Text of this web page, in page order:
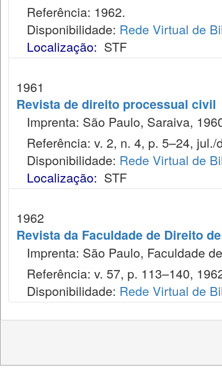
Referência: 1962.
Disponibilidade: Rede Virtual de
Localização: STF
1961
Revista de direito processual civil
Imprenta: São Paulo, Saraiva,
Referência: v. 2, n. 4, p. 5–24, jul./
Disponibilidade: Rede Virtual de
Localização: STF
1962
Revista da Faculdade de Direito
Imprenta: São Paulo, Faculdade
Referência: v. 57, p. 113–140,
Disponibilidade: Rede Virtual de